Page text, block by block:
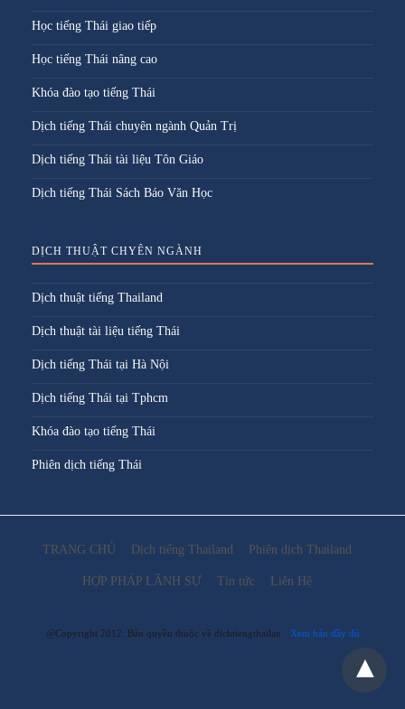
Học tiếng Thái giao tiếp
Học tiếng Thái nâng cao
Khóa đào tạo tiếng Thái
Dịch tiếng Thái chuyên ngành Quản Trị
Dịch tiếng Thái tài liệu Tôn Giáo
Dịch tiếng Thái Sách Báo Văn Học
DỊCH THUẬT CHYÊN NGÀNH
Dịch thuật tiếng Thailand
Dịch thuật tài liệu tiếng Thái
Dịch tiếng Thái tại Hà Nội
Dịch tiếng Thái tại Tphcm
Khóa đào tạo tiếng Thái
Phiên dịch tiếng Thái
TRANG CHỦ Dịch tiếng Thailand Phiên dịch Thailand
HỢP PHÁP LÃNH SỰ Tin tức Liên Hệ
@Copyright 2012. Bản quyền thuộc về dichtiengthailan Xem bản đầy đủ